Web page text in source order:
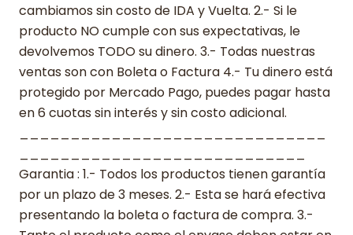
cambiamos sin costo de IDA y Vuelta. 2.- Si le
producto NO cumple con sus expectativas, le
devolvemos TODO su dinero. 3.- Todas nuestras
ventas son con Boleta o Factura 4.- Tu dinero está
protegido por Mercado Pago, puedes pagar hasta
en 6 cuotas sin interés y sin costo adicional.
Garantia : 1.- Todos los productos tienen garantía
por un plazo de 3 meses. 2.- Esta se hará efectiva
presentando la boleta o factura de compra. 3.-